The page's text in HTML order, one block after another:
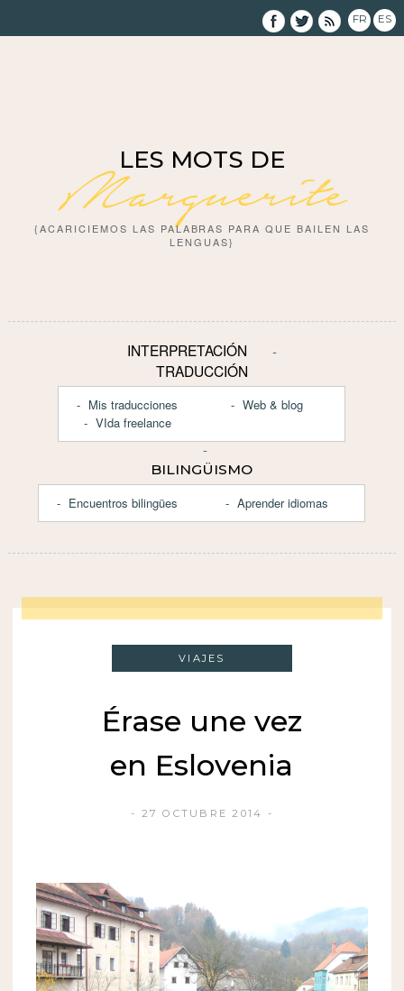
FR ES
LES MOTS DE
Marguerite
{ACARICIEMOS LAS PALABRAS PARA QUE BAILEN LAS
LENGUAS}
INTERPRETACIÓN
TRADUCCIÓN
Mis traducciones
VIda freelance
Web & blog
BILINGÜISMO
Encuentros bilingües
Aprender idiomas
VIAJES
Érase une vez
en Eslovenia
27 OCTUBRE 2014